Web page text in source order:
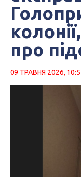
про
09 ТРАВНЯ 2026,